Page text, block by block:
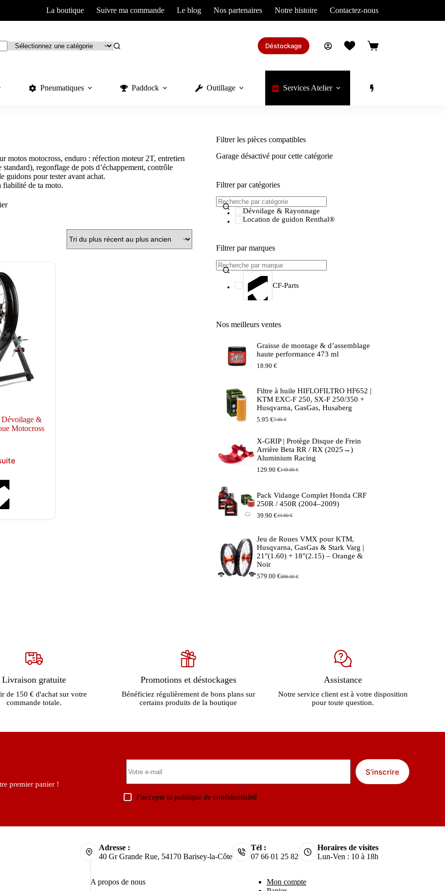
La boutique Suivre ma commande Le blog Nos partenaires Notre histoire Contactez-nous
Déstockage
Panier
Pneumatiques Paddock Outillage Services Atelier
motos motocross, enduro : réfection moteur 2T, entretien
regonflage de pots d’échappement, contrôle
guidons pour tester avant achat.
fiabilité de ta moto.
Dévoilage &
Motocross
Filtrer les pièces compatibles
Garage désactivé pour cette catégorie
Filtrer par catégories
Dévoilage & Rayonnage
Location de guidon Renthal®
Filtrer par marques
CF-Parts
Nos meilleurs ventes
Graisse de montage & d’assemblage
haute performance 473 ml
18.90 €
Filtre à huile HIFLOFILTRO HF652 |
KTM EXC-F 250, SX-F 250/350 +
Husqvarna, GasGas, Husaberg
7.95€
Le
initial
était :
7.95 €.
5.95 €
Le
actuel
est :
5.95 €.
X-GRIP | Protège Disque de Frein
Arrière Beta RR / RX (2025→)
Aluminium Racing
149.90€
Le
était :
149.90 €.
129.90 €
Le
est :
129.90 €.
Pack Vidange Complet Honda CRF
250R / 450R (2004–2009)
44.90€
Le
était :
44.90 €.
39.90 €
Le
est :
39.90 €.
Jeu de Roues VMX pour KTM,
Husqvarna, GasGas & Stark Varg |
21″(1.60) + 18″(2.15) – Orange &
Noir
899.00€
Le
579.00 €
Le
Livraison gratuite
de 150 € d'achat sur votre
commande totale.
Promotions et déstockages
Bénéficiez régulièrement de bons plans sur
certains produits de la boutique
Assistance
Notre service client est à votre disposition
pour toute question.
premier panier !
S’inscrire
J’accepte lapolitique de confidentialité
Adresse :
40 Gr Grande Rue, 54170 Barisey-la-Côte
Tél :
07 66 01 25 82
Horaires de visites
Lun-Ven : 10 à 18h
A propos de nous
Mon compte